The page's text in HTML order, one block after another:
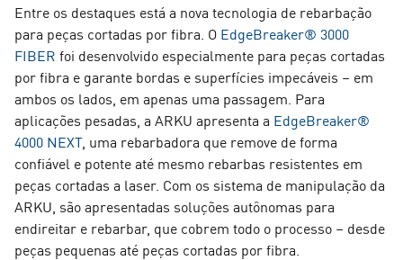
Entre os destaques está a nova tecnologia de rebarbação
para peças cortadas por fibra. O EdgeBreaker® 3000
FIBER foi desenvolvido especialmente para peças cortadas
por fibra e garante bordas e superfícies impecáveis – em
ambos os lados, em apenas uma passagem. Para
aplicações pesadas, a ARKU apresenta a EdgeBreaker®
4000 NEXT, uma rebarbadora que remove de forma
confiável e potente até mesmo rebarbas resistentes em
peças cortadas a laser. Com os sistema de manipulação da
ARKU, são apresentadas soluções autônomas para
endireitar e rebarbar, que cobrem todo o processo – desde
peças pequenas até peças cortadas por fibra.